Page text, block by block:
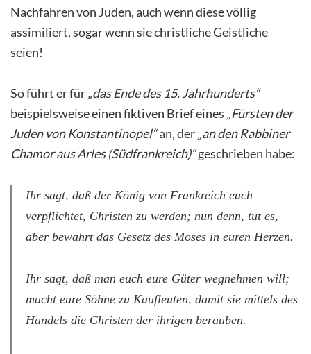
Nachfahren von Juden, auch wenn diese völlig
assimiliert, sogar wenn sie christliche Geistliche
seien!
So führt er für„das Ende des 15. Jahrhunderts“
beispielsweise einen fiktiven Brief eines „Fürsten der
Juden von Konstantinopel“an, der„an den Rabbiner
Chamor aus Arles (Südfrankreich)“geschrieben habe:
Ihr sagt, daß der König von Frankreich euch
verpflichtet, Christen zu werden; nun denn, tut es,
aber bewahrt das Gesetz des Moses in euren Herzen.
Ihr sagt, daß man euch eure Güter wegnehmen will;
macht eure Söhne zu Kaufleuten, damit sie mittels des
Handels die Christen der ihrigen berauben.